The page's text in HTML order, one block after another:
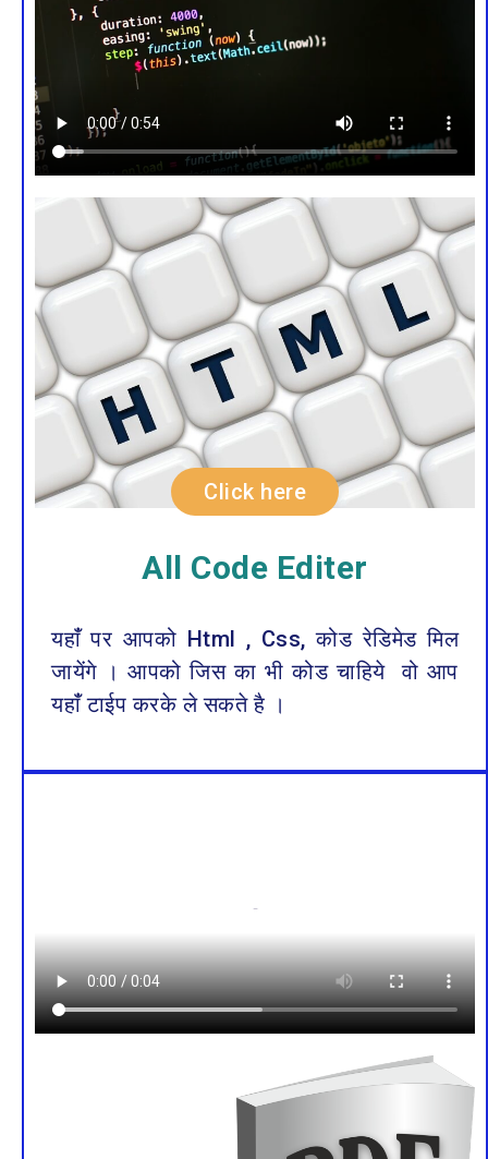
Click here
All Code Editer
यहाँं पर आपको Html , Css, कोड रेडिमेड मिल
जायेंगे । आपको जिस का भी कोड चाहिये वो आप
यहाँं टाईप करके ले सकते है ।